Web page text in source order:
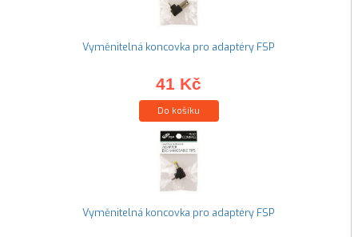
Vyměnitelná koncovka pro adaptéry FSP
41 Kč
Do košíku
Vyměnitelná koncovka pro adaptéry FSP